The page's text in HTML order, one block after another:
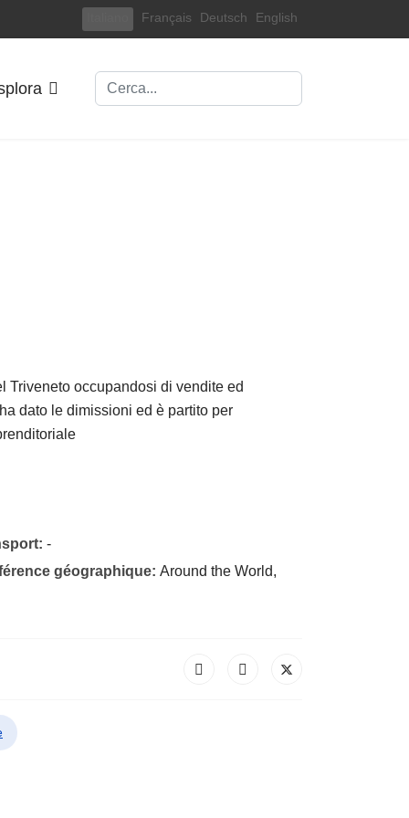
Select your language
Français Deutsch English
Cerca
Triveneto occupandosi di vendite ed
dato le dimissioni ed è partito per
-
géographique: Around the World,